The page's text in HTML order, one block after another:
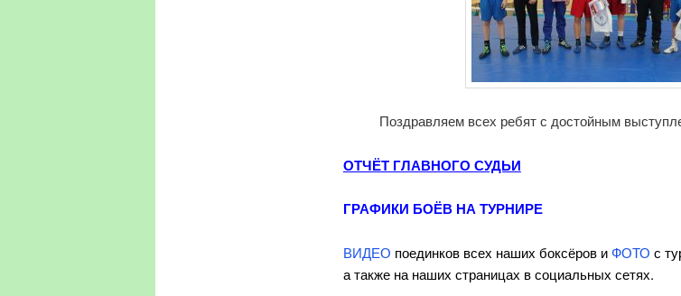
Поздравляем всех ребят с достойным
ОТЧЁТ ГЛАВНОГО СУДЬИ
ГРАФИКИ БОЁВ НА ТУРНИРЕ
ВИДЕО поединков всех наших боксёров иФОТО с
а также на наших страницах в социальных сетях.